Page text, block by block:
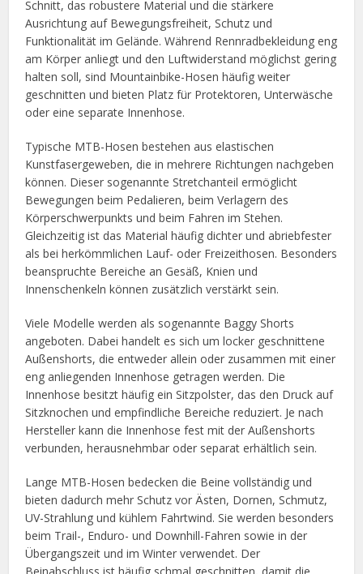
Schnitt, das robustere Material und die stärkere
Ausrichtung auf Bewegungsfreiheit, Schutz und
Funktionalität im Gelände. Während Rennradbekleidung eng
am Körper anliegt und den Luftwiderstand möglichst gering
halten soll, sind Mountainbike-Hosen häufig weiter
geschnitten und bieten Platz für Protektoren, Unterwäsche
oder eine separate Innenhose.
Typische MTB-Hosen bestehen aus elastischen
Kunstfasergeweben, die in mehrere Richtungen nachgeben
können. Dieser sogenannte Stretchanteil ermöglicht
Bewegungen beim Pedalieren, beim Verlagern des
Körperschwerpunkts und beim Fahren im Stehen.
Gleichzeitig ist das Material häufig dichter und abriebfester
als bei herkömmlichen Lauf- oder Freizeithosen. Besonders
beanspruchte Bereiche an Gesäß, Knien und
Innenschenkeln können zusätzlich verstärkt sein.
Viele Modelle werden als sogenannte Baggy Shorts
angeboten. Dabei handelt es sich um locker geschnittene
Außenshorts, die entweder allein oder zusammen mit einer
eng anliegenden Innenhose getragen werden. Die
Innenhose besitzt häufig ein Sitzpolster, das den Druck auf
Sitzknochen und empfindliche Bereiche reduziert. Je nach
Hersteller kann die Innenhose fest mit der Außenshorts
verbunden, herausnehmbar oder separat erhältlich sein.
Lange MTB-Hosen bedecken die Beine vollständig und
bieten dadurch mehr Schutz vor Ästen, Dornen, Schmutz,
UV-Strahlung und kühlem Fahrtwind. Sie werden besonders
beim Trail-, Enduro- und Downhill-Fahren sowie in der
Übergangszeit und im Winter verwendet. Der